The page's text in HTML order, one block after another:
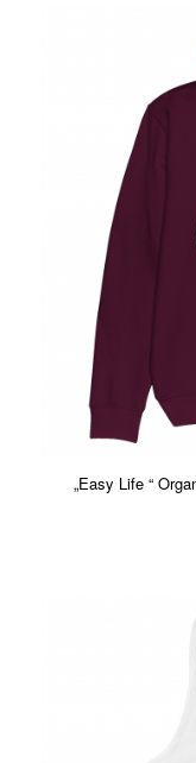
„Easy Life “